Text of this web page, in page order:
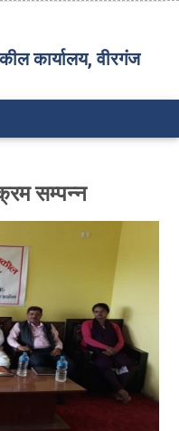
कार्यालय, वीरगंज
सम्पन्न